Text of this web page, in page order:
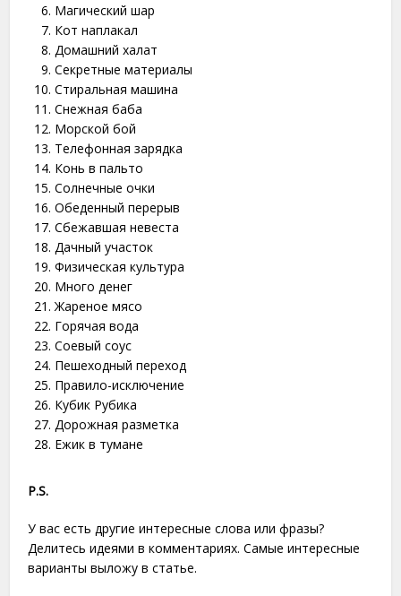
Магический шар
Кот наплакал
Домашний халат
Секретные материалы
Стиральная машина
Снежная баба
Морской бой
Телефонная зарядка
Конь в пальто
Солнечные очки
Обеденный перерыв
Сбежавшая невеста
Дачный участок
Физическая культура
Много денег
Жареное мясо
Горячая вода
Соевый соус
Пешеходный переход
Правило-исключение
Кубик Рубика
Дорожная разметка
Ежик в тумане
P.S.
У вас есть другие интересные слова или фразы?
Делитесь идеями в комментариях. Самые интересные
варианты выложу в статье.